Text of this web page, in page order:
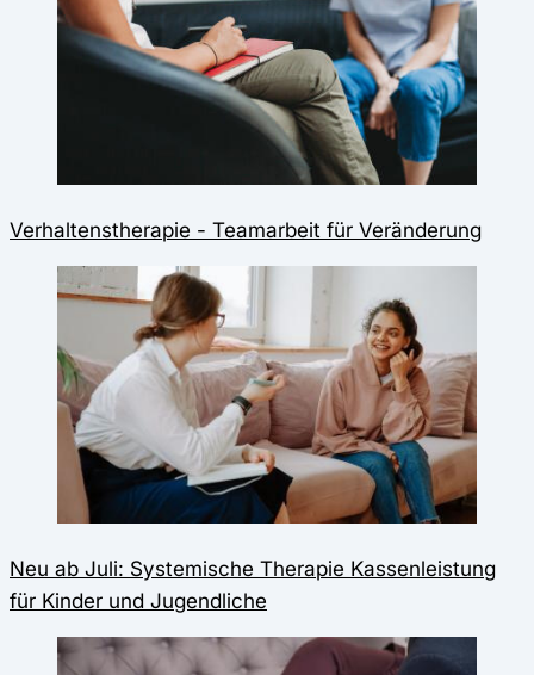
Verhaltenstherapie - Teamarbeit für Veränderung
Neu ab Juli: Systemische Therapie Kassenleistung
für Kinder und Jugendliche